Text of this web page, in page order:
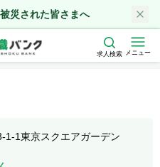
災された皆さまへ
求人検索 メニュー
1-1東京スクエアガーデン